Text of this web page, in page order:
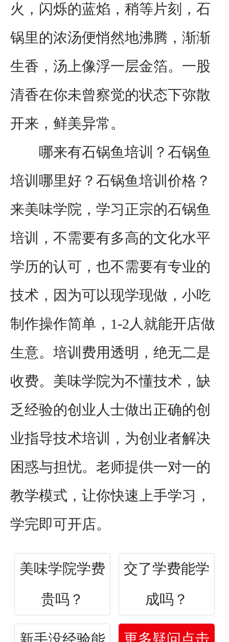
火，闪烁的蓝焰，稍等片刻，石
锅里的浓汤便悄然地沸腾，渐渐
生香，汤上像浮一层金箔。一股
清香在你未曾察觉的状态下弥散
开来，鲜美异常。
哪来有石锅鱼培训？石锅鱼
培训哪里好？石锅鱼培训价格？
来美味学院，学习正宗的石锅鱼
培训，不需要有多高的文化水平
学历的认可，也不需要有专业的
技术，因为可以现学现做，小吃
制作操作简单，1-2人就能开店做
生意。培训费用透明，绝无二是
收费。美味学院为不懂技术，缺
乏经验的创业人士做出正确的创
业指导技术培训，为创业者解决
困惑与担忧。老师提供一对一的
教学模式，让你快速上手学习，
学完即可开店。
美味学院学费
贵吗？
交了学费能学
成吗？